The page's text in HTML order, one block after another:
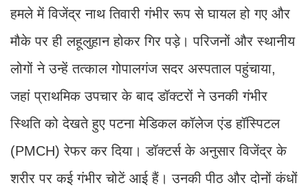
हमले में विजेंद्र नाथ तिवारी गंभीर रूप से घायल हो गए और
मौके पर ही लहूलुहान होकर गिर पड़े। परिजनों और स्थानीय
लोगों ने उन्हें तत्काल गोपालगंज सदर अस्पताल पहुंचाया,
जहां प्राथमिक उपचार के बाद डॉक्टरों ने उनकी गंभीर
स्थिति को देखते हुए पटना मेडिकल कॉलेज एंड हॉस्पिटल
(PMCH) रेफर कर दिया। डॉक्टर्स के अनुसार विजेंद्र के
शरीर पर कई गंभीर चोटें आई हैं। उनकी पीठ और दोनों कंधों